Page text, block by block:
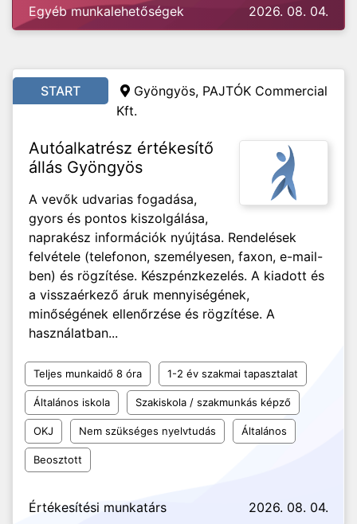
Egyéb munkalehetőségek 2026. 08. 04.
START
Gyöngyös, PAJTÓK Commercial
Kft.
Autóalkatrész értékesítő
állás Gyöngyös
A vevők udvarias fogadása,
gyors és pontos kiszolgálása,
naprakész információk nyújtása. Rendelések
felvétele (telefonon, személyesen, faxon, e-mail-
ben) és rögzítése. Készpénzkezelés. A kiadott és
a visszaérkező áruk mennyiségének,
minőségének ellenőrzése és rögzítése. A
használatban...
Teljes munkaidő 8 óra 1-2 év szakmai tapasztalat
Általános iskola Szakiskola / szakmunkás képző
OKJ Nem szükséges nyelvtudás Általános
Beosztott
Értékesítési munkatárs 2026. 08. 04.